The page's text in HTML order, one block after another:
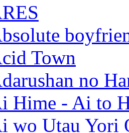
Town
no
Hime - Ai to
wo Utau Yori